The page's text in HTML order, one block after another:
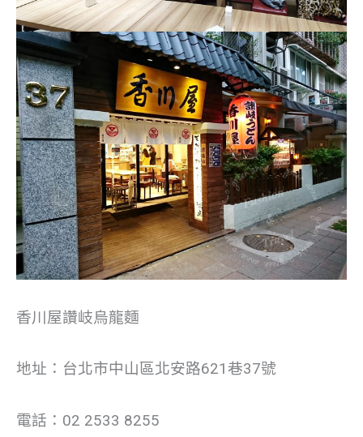
香川屋讚岐烏龍麵
地址：台北市中山區北安路621巷37號
電話：02 2533 8255